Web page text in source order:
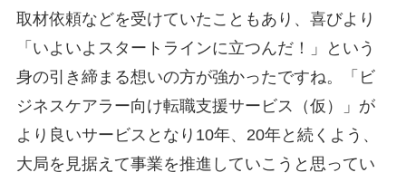
取材依頼などを受けていたこともあり、喜びより
「いよいよスタートラインに立つんだ！」という
身の引き締まる想いの方が強かったですね。「ビ
ジネスケアラー向け転職支援サービス（仮）」が
より良いサービスとなり10年、20年と続くよう、
大局を見据えて事業を推進していこうと思ってい